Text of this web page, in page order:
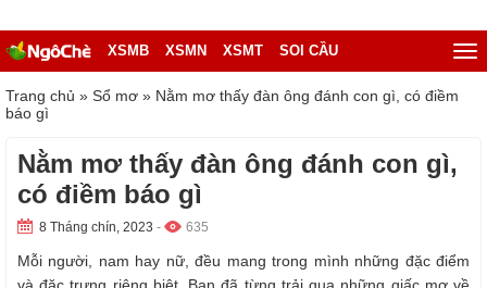
XSMB XSMN XSMT SOI CẦU
Trang chủ » Sổ mơ » Nằm mơ thấy đàn ông đánh con gì, có điềm
báo gì
Nằm mơ thấy đàn ông đánh con gì,
có điềm báo gì
8 Tháng chín, 2023 - 635
Mỗi người, nam hay nữ, đều mang trong mình những đặc điểm